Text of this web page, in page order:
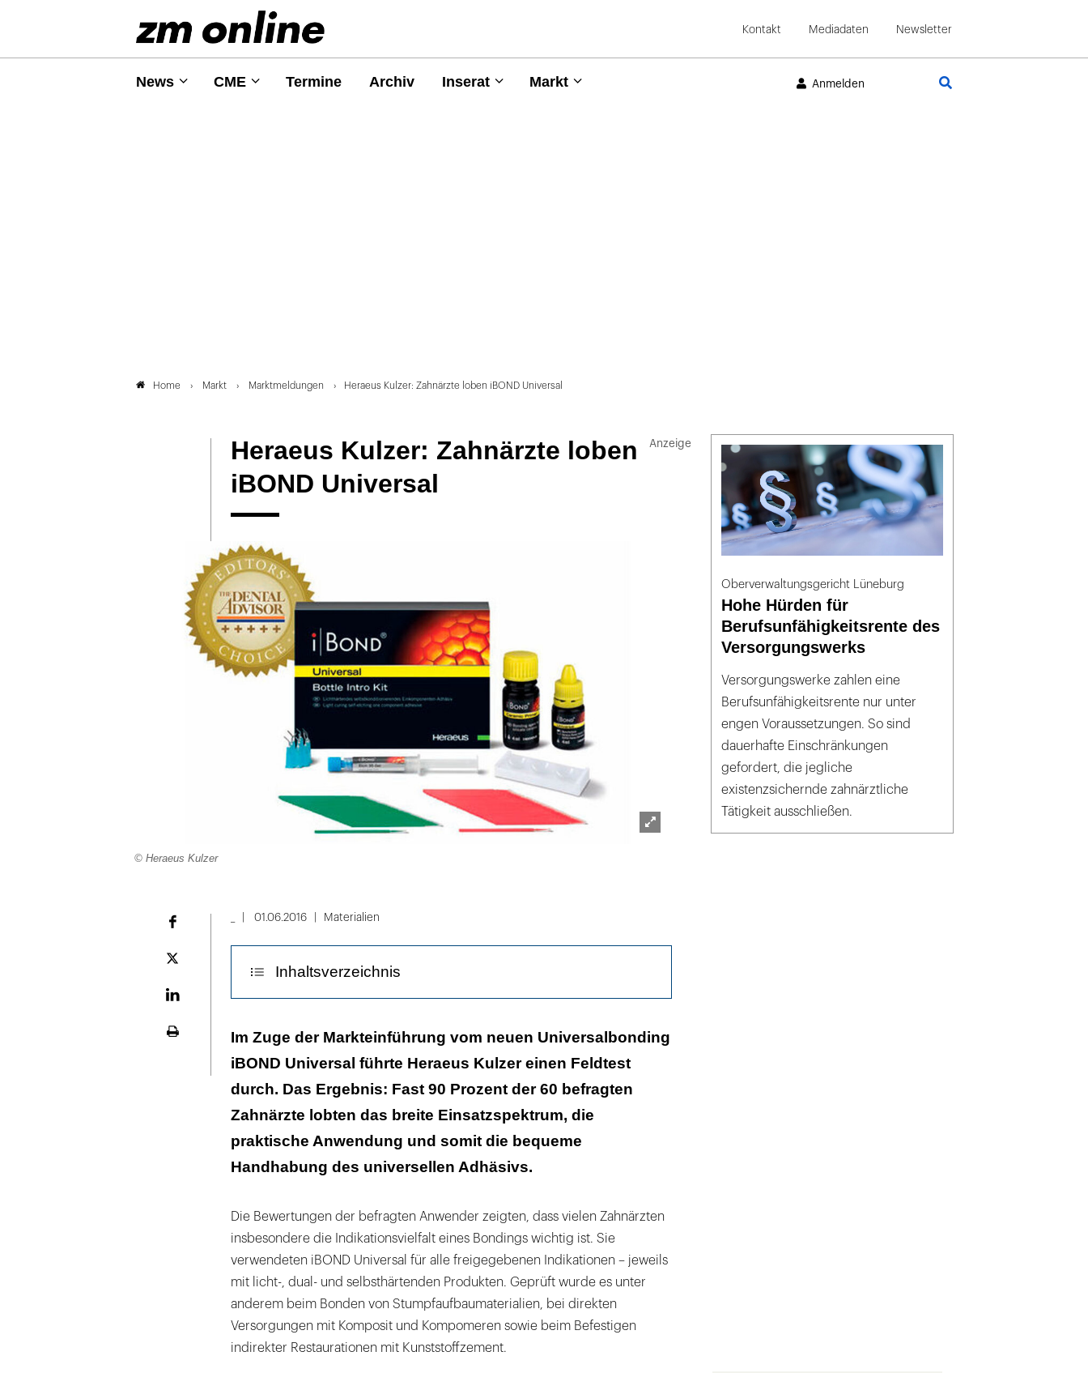
Kontakt Mediadaten Newsletter
News CME Termine Archiv Inserat Markt Anmelden
Home Markt Marktmeldungen Heraeus Kulzer: Zahnärzte loben iBOND Universal
Heraeus Kulzer: Zahnärzte loben
iBOND Universal
© Heraeus Kulzer
Plattform
01.06.2016 Materialien
Inhaltsverzeichnis
iBOND Universal überzeugt bis in die Anwendungsdetails
Im Zuge der Markteinführung vom neuen Universalbonding
iBOND Universal führte Heraeus Kulzer einen Feldtest
durch. Das Ergebnis: Fast 90 Prozent der 60 befragten
Zahnärzte lobten das breite Einsatzspektrum, die
praktische Anwendung und somit die bequeme
Handhabung des universellen Adhäsivs.
Die Bewertungen der befragten Anwender zeigten, dass vielen Zahnärzten
insbesondere die Indikationsvielfalt eines Bondings wichtig ist. Sie
verwendeten iBOND Universal für alle freigegebenen Indikationen – jeweils
mit licht-, dual- und selbsthärtenden Produkten. Geprüft wurde es unter
anderem beim Bonden von Stumpfaufbaumaterialien, bei direkten
Versorgungen mit Komposit und Kompomeren sowie beim Befestigen
indirekter Restaurationen mit Kunststoffzement.
Oberverwaltungsgericht Lüneburg
Hohe Hürden für
Berufsunfähigkeitsrente des
Versorgungswerks
Versorgungswerke zahlen eine
Berufsunfähigkeitsrente nur unter
engen Voraussetzungen. So sind
dauerhafte Einschränkungen
gefordert, die jegliche
existenzsichernde zahnärztliche
Tätigkeit ausschließen.